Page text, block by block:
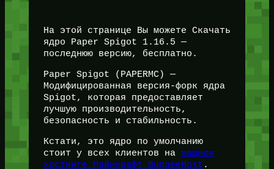
На этой странице Вы можете Скачать
ядро Paper Spigot 1.16.5 —
последнюю версию, бесплатно.
Paper Spigot (PAPERMC) —
Модифицированная версия-форк ядра
Spigot, которая предоставляет
лучшую производительность,
безопасность и стабильность.
Кстати, это ядро по умолчанию
стоит у всех клиентов на мощном
хостинге Майнкрафт BungeeHost .